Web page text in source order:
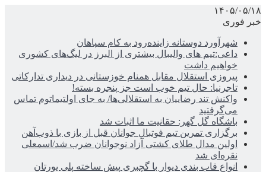
۱۴۰۵/۰۵/۱۸
خبر فوری
شهرآورد دوستانه زاینده‌رود به کام سپاهان
داعی:تیم های والیبال بیشتری از البرز در لیگ‌های کشوری
خواهیم داشت
پیروزی استقلال مقابل همنام خوزستانی در دیداری تدارکاتی
تاجرنیا: حال تیم خوب است جز پنجره بسته!
واکنش تند رضاییان به استقلالی‌ها/ به جای اولتیماتوم تماس
می‌گرفتید
باشگاه گل گهر: حقانیت ما اثبات شد
برگزاری تمرین تیم فوتبال جوانان قبل از بازی با ذوب‌آهن
اولین مدال طلای کشتی آزاد نوجوانان ضرب شد/اسمعلی
نقره‌ای شد
انواع قاب بندی دیوار با گچبری پیش ساخته پلی یورتان